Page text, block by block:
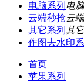
电脑系列 电
云端秒抢云
其它系列 其
作图去水印
首页
苹果系列